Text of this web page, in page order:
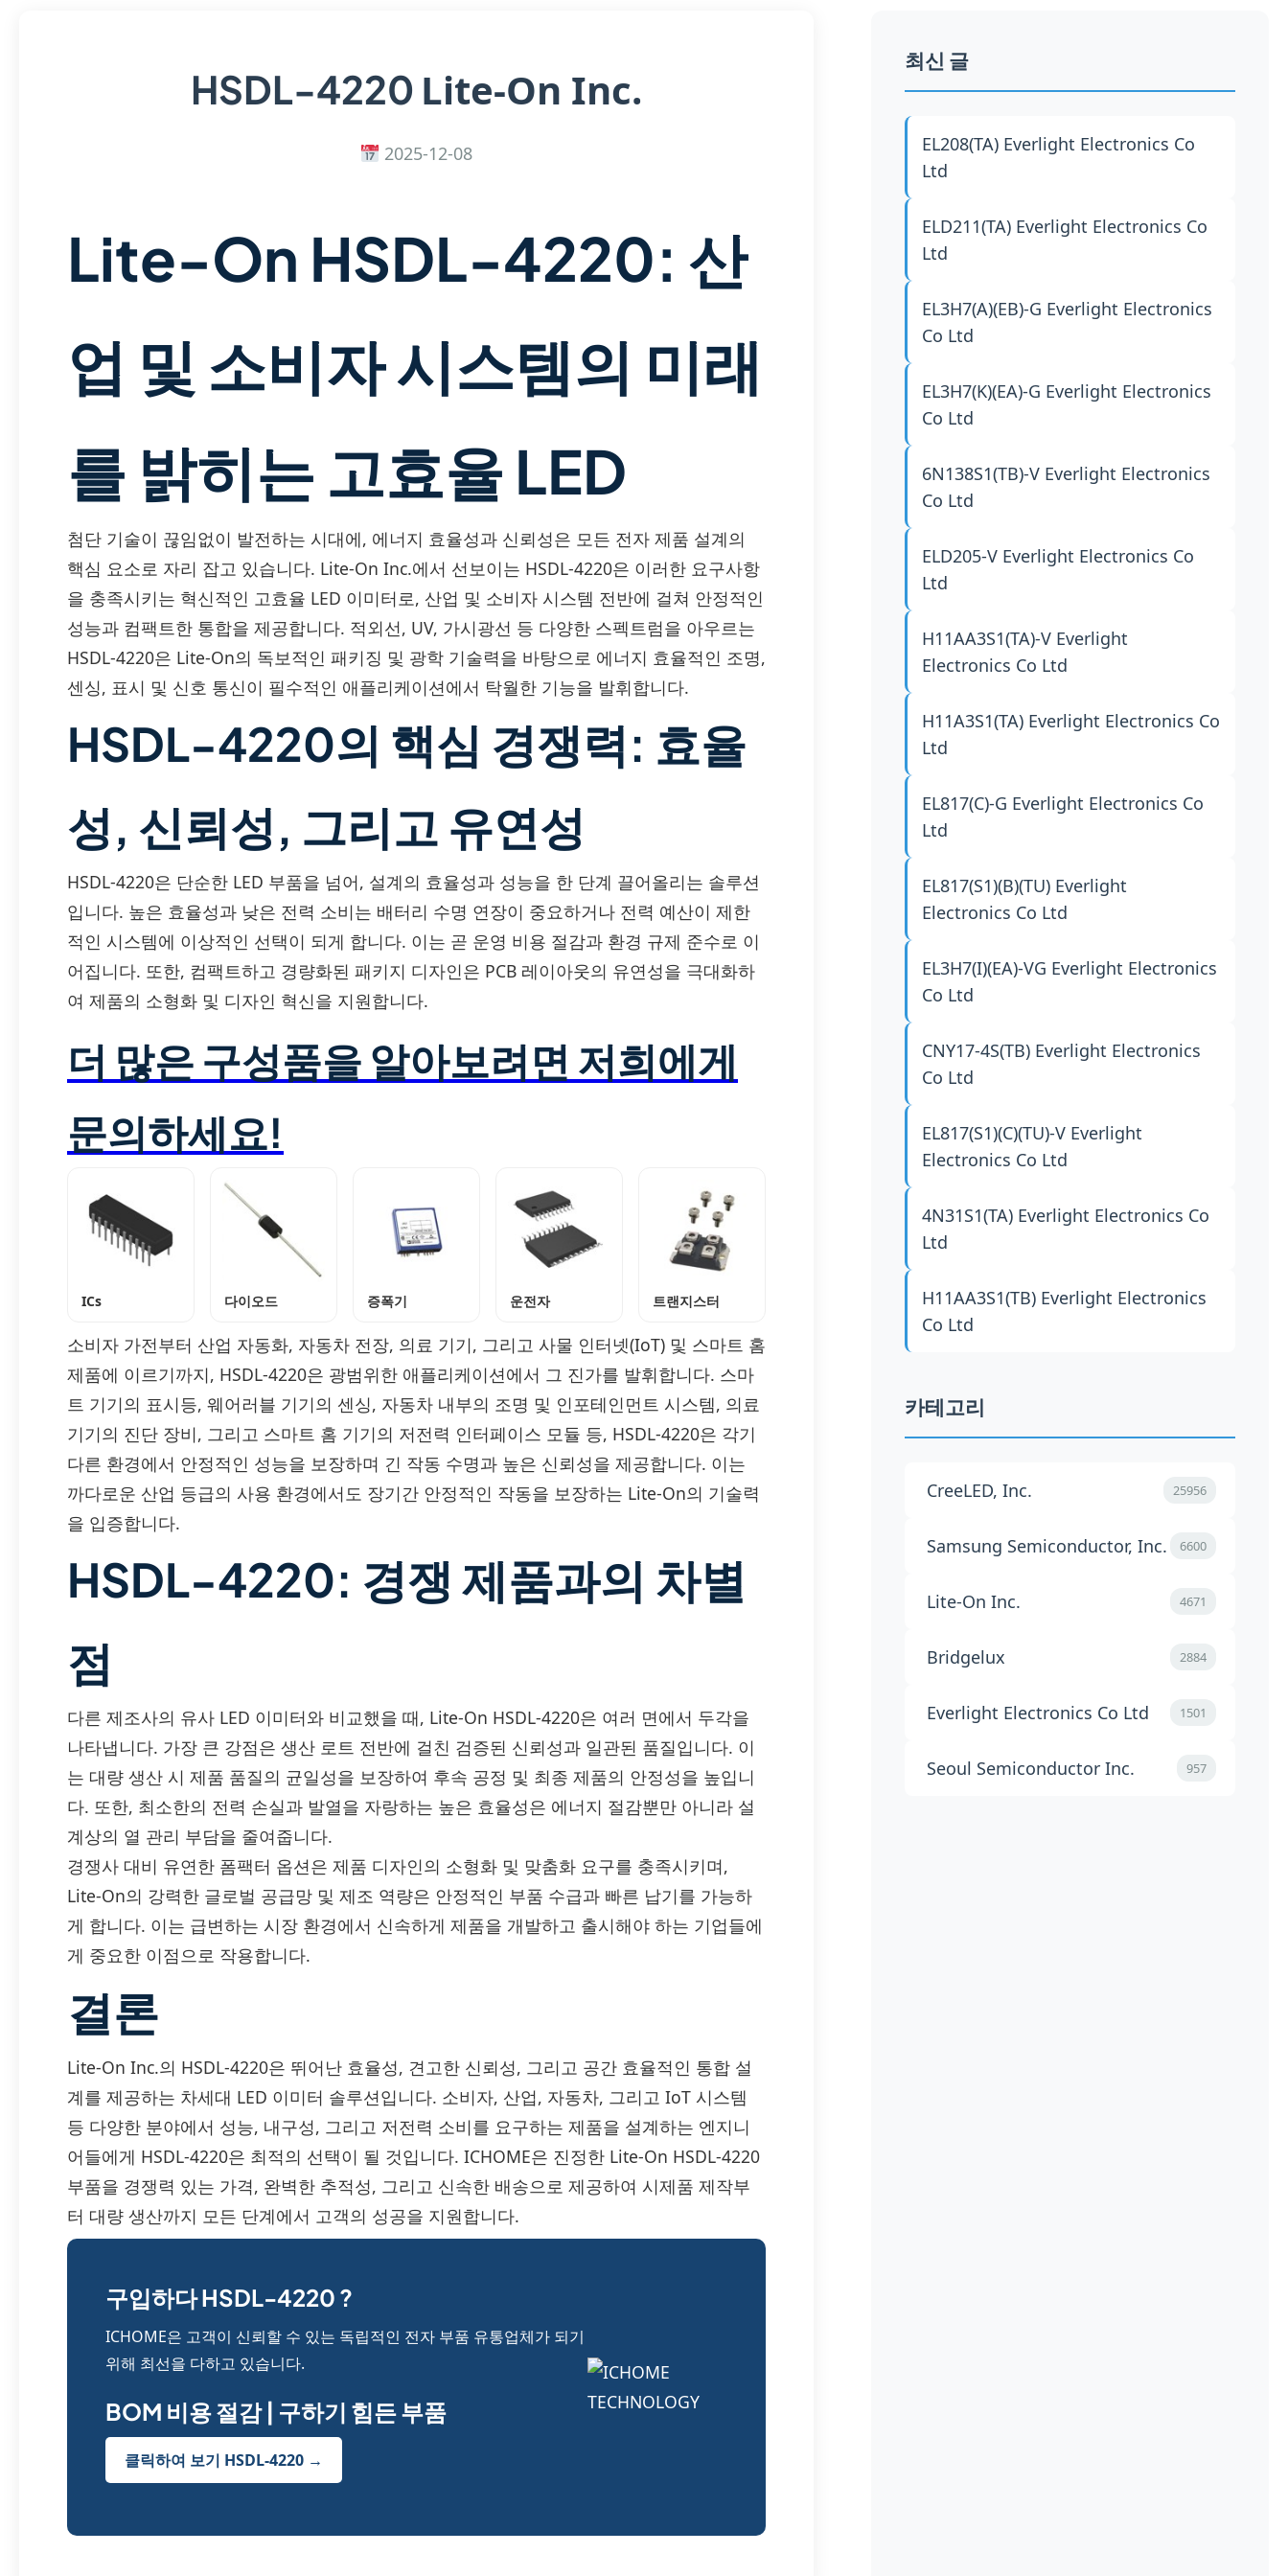
HSDL-4220 Lite-On Inc.
2025-12-08
Lite-On HSDL-4220: 산
업 및 소비자 시스템의 미래
를 밝히는 고효율 LED
첨단 기술이 끊임없이 발전하는 시대에, 에너지 효율성과 신뢰성은 모든 전자 제품 설계의
핵심 요소로 자리 잡고 있습니다. Lite-On Inc.에서 선보이는 HSDL-4220은 이러한 요구사항
을 충족시키는 혁신적인 고효율 LED 이미터로, 산업 및 소비자 시스템 전반에 걸쳐 안정적인
성능과 컴팩트한 통합을 제공합니다. 적외선, UV, 가시광선 등 다양한 스펙트럼을 아우르는
HSDL-4220은 Lite-On의 독보적인 패키징 및 광학 기술력을 바탕으로 에너지 효율적인 조명,
센싱, 표시 및 신호 통신이 필수적인 애플리케이션에서 탁월한 기능을 발휘합니다.
HSDL-4220의 핵심 경쟁력: 효율
성, 신뢰성, 그리고 유연성
HSDL-4220은 단순한 LED 부품을 넘어, 설계의 효율성과 성능을 한 단계 끌어올리는 솔루션
입니다. 높은 효율성과 낮은 전력 소비는 배터리 수명 연장이 중요하거나 전력 예산이 제한
적인 시스템에 이상적인 선택이 되게 합니다. 이는 곧 운영 비용 절감과 환경 규제 준수로 이
어집니다. 또한, 컴팩트하고 경량화된 패키지 디자인은 PCB 레이아웃의 유연성을 극대화하
여 제품의 소형화 및 디자인 혁신을 지원합니다.
더 많은 구성품을 알아보려면 저희에게
문의하세요!
ICs 다이오드 증폭기 운전자 트랜지스터
소비자 가전부터 산업 자동화, 자동차 전장, 의료 기기, 그리고 사물 인터넷(IoT) 및 스마트 홈
제품에 이르기까지, HSDL-4220은 광범위한 애플리케이션에서 그 진가를 발휘합니다. 스마
트 기기의 표시등, 웨어러블 기기의 센싱, 자동차 내부의 조명 및 인포테인먼트 시스템, 의료
기기의 진단 장비, 그리고 스마트 홈 기기의 저전력 인터페이스 모듈 등, HSDL-4220은 각기
다른 환경에서 안정적인 성능을 보장하며 긴 작동 수명과 높은 신뢰성을 제공합니다. 이는
까다로운 산업 등급의 사용 환경에서도 장기간 안정적인 작동을 보장하는 Lite-On의 기술력
을 입증합니다.
HSDL-4220: 경쟁 제품과의 차별
점
다른 제조사의 유사 LED 이미터와 비교했을 때, Lite-On HSDL-4220은 여러 면에서 두각을
나타냅니다. 가장 큰 강점은 생산 로트 전반에 걸친 검증된 신뢰성과 일관된 품질입니다. 이
는 대량 생산 시 제품 품질의 균일성을 보장하여 후속 공정 및 최종 제품의 안정성을 높입니
다. 또한, 최소한의 전력 손실과 발열을 자랑하는 높은 효율성은 에너지 절감뿐만 아니라 설
계상의 열 관리 부담을 줄여줍니다.
경쟁사 대비 유연한 폼팩터 옵션은 제품 디자인의 소형화 및 맞춤화 요구를 충족시키며,
Lite-On의 강력한 글로벌 공급망 및 제조 역량은 안정적인 부품 수급과 빠른 납기를 가능하
게 합니다. 이는 급변하는 시장 환경에서 신속하게 제품을 개발하고 출시해야 하는 기업들에
게 중요한 이점으로 작용합니다.
결론
Lite-On Inc.의 HSDL-4220은 뛰어난 효율성, 견고한 신뢰성, 그리고 공간 효율적인 통합 설
계를 제공하는 차세대 LED 이미터 솔루션입니다. 소비자, 산업, 자동차, 그리고 IoT 시스템
등 다양한 분야에서 성능, 내구성, 그리고 저전력 소비를 요구하는 제품을 설계하는 엔지니
어들에게 HSDL-4220은 최적의 선택이 될 것입니다. ICHOME은 진정한 Lite-On HSDL-4220
부품을 경쟁력 있는 가격, 완벽한 추적성, 그리고 신속한 배송으로 제공하여 시제품 제작부
터 대량 생산까지 모든 단계에서 고객의 성공을 지원합니다.
구입하다 HSDL-4220 ?
ICHOME은 고객이 신뢰할 수 있는 독립적인 전자 부품 유통업체가 되기
위해 최선을 다하고 있습니다.
BOM 비용 절감 | 구하기 힘든 부품
클릭하여 보기 HSDL-4220 →
최신 글
EL208(TA) Everlight Electronics Co
Ltd
ELD211(TA) Everlight Electronics Co
Ltd
EL3H7(A)(EB)-G Everlight Electronics
Co Ltd
EL3H7(K)(EA)-G Everlight Electronics
Co Ltd
6N138S1(TB)-V Everlight Electronics
Co Ltd
ELD205-V Everlight Electronics Co
Ltd
H11AA3S1(TA)-V Everlight
Electronics Co Ltd
H11A3S1(TA) Everlight Electronics Co
Ltd
EL817(C)-G Everlight Electronics Co
Ltd
EL817(S1)(B)(TU) Everlight
Electronics Co Ltd
EL3H7(I)(EA)-VG Everlight Electronics
Co Ltd
CNY17-4S(TB) Everlight Electronics
Co Ltd
EL817(S1)(C)(TU)-V Everlight
Electronics Co Ltd
4N31S1(TA) Everlight Electronics Co
Ltd
H11AA3S1(TB) Everlight Electronics
Co Ltd
카테고리
CreeLED, Inc. 25956
Samsung Semiconductor, Inc. 6600
Lite-On Inc. 4671
Bridgelux 2884
Everlight Electronics Co Ltd 1501
Seoul Semiconductor Inc. 957